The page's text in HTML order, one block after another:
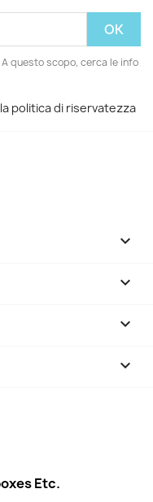
questo scopo, cerca le info
politica di riservatezza


keyboard_arrow_down

Etc.